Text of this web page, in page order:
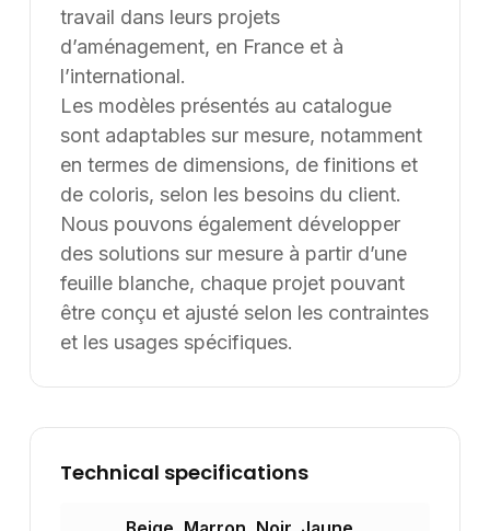
travail dans leurs projets
d’aménagement, en France et à
l’international.
Les modèles présentés au catalogue
sont adaptables sur mesure, notamment
en termes de dimensions, de finitions et
de coloris, selon les besoins du client.
Nous pouvons également développer
des solutions sur mesure à partir d’une
feuille blanche, chaque projet pouvant
être conçu et ajusté selon les contraintes
et les usages spécifiques.
Technical specifications